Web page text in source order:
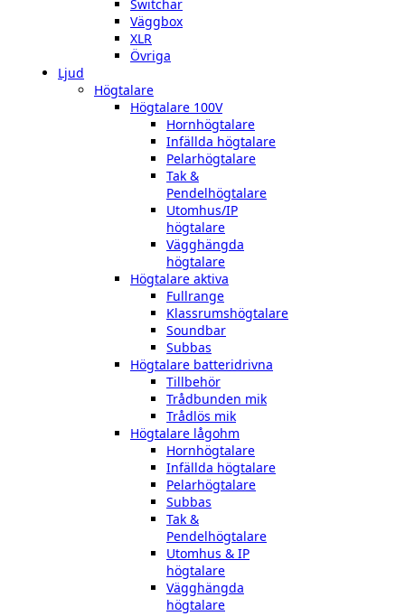
Switchar
Väggbox
XLR
Övriga
Ljud
Högtalare
Högtalare 100V
Hornhögtalare
Infällda högtalare
Pelarhögtalare
Tak &
Pendelhögtalare
Utomhus/IP
högtalare
Vägghängda
högtalare
Högtalare aktiva
Fullrange
Klassrumshögtalare
Soundbar
Subbas
Högtalare batteridrivna
Tillbehör
Trådbunden mik
Trådlös mik
Högtalare lågohm
Hornhögtalare
Infällda högtalare
Pelarhögtalare
Subbas
Tak &
Pendelhögtalare
Utomhus & IP
högtalare
Vägghängda
högtalare